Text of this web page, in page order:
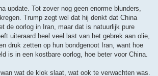
update. Tot zover nog geen enorme blunders,
Trump zegt wel dat hij denkt dat China
de oorlog in Iran, maar dat is natuurlijk pure
uiteraard heel veel last van het gebrek aan olie,
druk zetten op hun bondgenoot Iran, want hoe
is in een kostbare oorlog, hoe beter voor China.
wat de klok slaat, wat ook te verwachten was.